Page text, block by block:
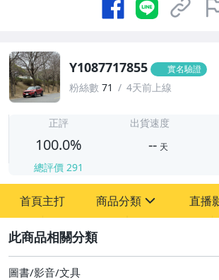
Y1087717855 實名驗證
粉絲數 71 4天前上線
正評
100.0%
總評價 291
出貨速度
-- 天
首頁主打 商品分類
圖書/影音/文具
汽機車精品百貨
直播
圖書/影音/文具